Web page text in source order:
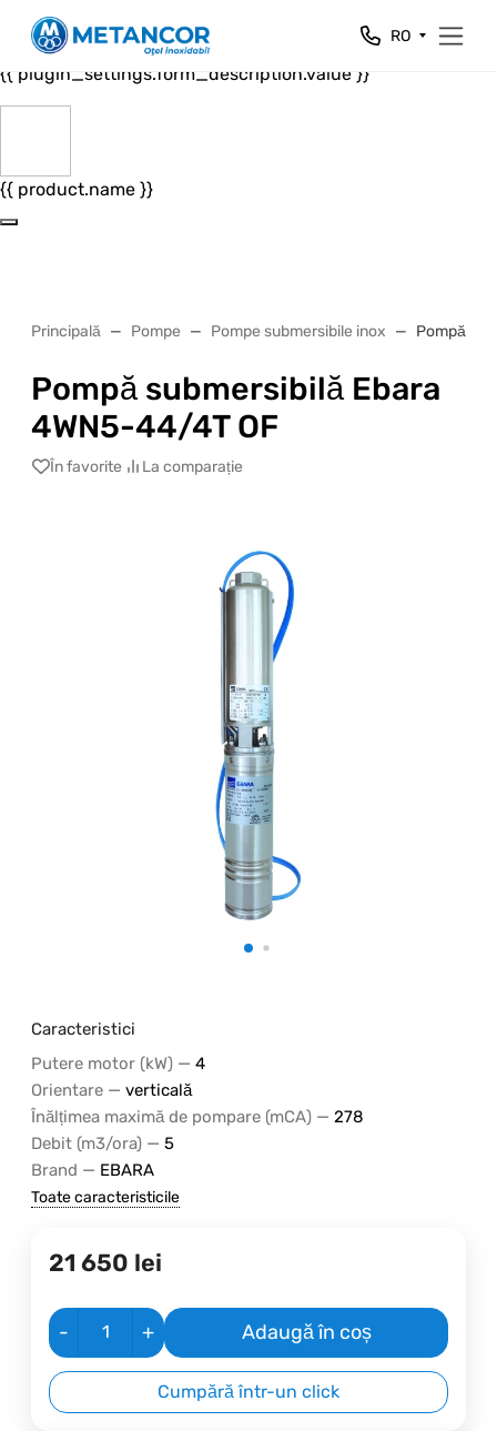
Close
{{ plugin_settings.form_header.value }}
{{ plugin_settings.form_description.value }}
{{ product.name }}
RO
Principală Pompe Pompe submersibile inox Pompă
Pompă submersibilă Ebara
4WN5-44/4T OF
În favorite La comparație
Caracteristici
Putere motor (kW) — 4
Orientare — verticală
Înălțimea maximă de pompare (mCA) — 278
Debit (m3/ora) — 5
Brand — EBARA
Toate caracteristicile
21 650 lei
- + Adaugă în coș
Cumpără într-un click